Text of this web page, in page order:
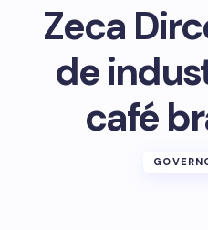
Zeca
de
café